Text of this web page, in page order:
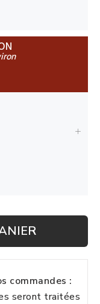
commandes :
seront traitées